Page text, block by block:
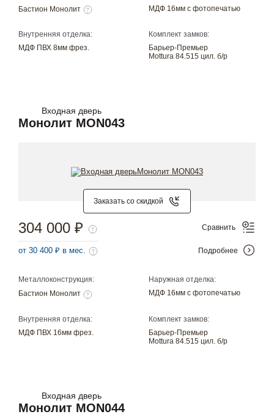
Бастион Монолит
МДФ 16мм с фотопечатью
Внутренняя отделка:
МДФ ПВХ 8мм фрез.
Комплект замков:
Барьер-Премьер
Mottura 84.515 цил. б/р
Входная дверь
Монолит MON043
Заказать со скидкой
Металлоконструкция:
Бастион Монолит
Наружная отделка:
МДФ 16мм с фотопечатью
Внутренняя отделка:
МДФ ПВХ 16мм фрез.
Комплект замков:
Барьер-Премьер
Mottura 84.515 цил. б/р
304 000 ₽
от 30 400 ₽ в мес.
Сравнить
Подробнее
Входная дверь
Монолит MON044